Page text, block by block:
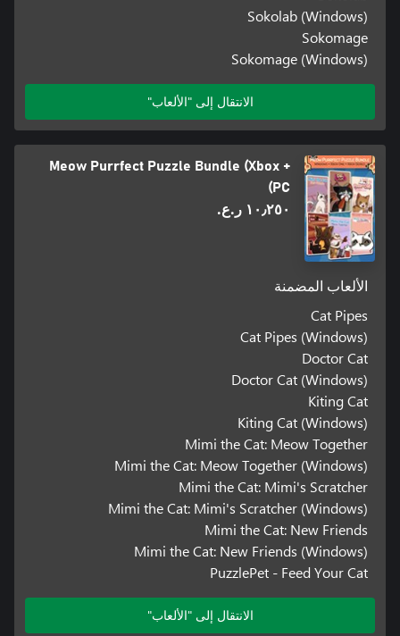
Sokolab (Windows)
Sokomage
Sokomage (Windows)
الانتقال إلى "الألعاب"
Meow Purrfect Puzzle Bundle (Xbox +
PC)
١٠٫٢٥٠ ر.ع.‏
الألعاب المضمنة
Cat Pipes
Cat Pipes (Windows)
Doctor Cat
Doctor Cat (Windows)
Kiting Cat
Kiting Cat (Windows)
Mimi the Cat: Meow Together
Mimi the Cat: Meow Together (Windows)
Mimi the Cat: Mimi's Scratcher
Mimi the Cat: Mimi's Scratcher (Windows)
Mimi the Cat: New Friends
Mimi the Cat: New Friends (Windows)
PuzzlePet - Feed Your Cat
الانتقال إلى "الألعاب"